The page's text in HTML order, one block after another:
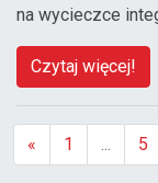
na wycieczce
Czytaj więcej!
« 1 5